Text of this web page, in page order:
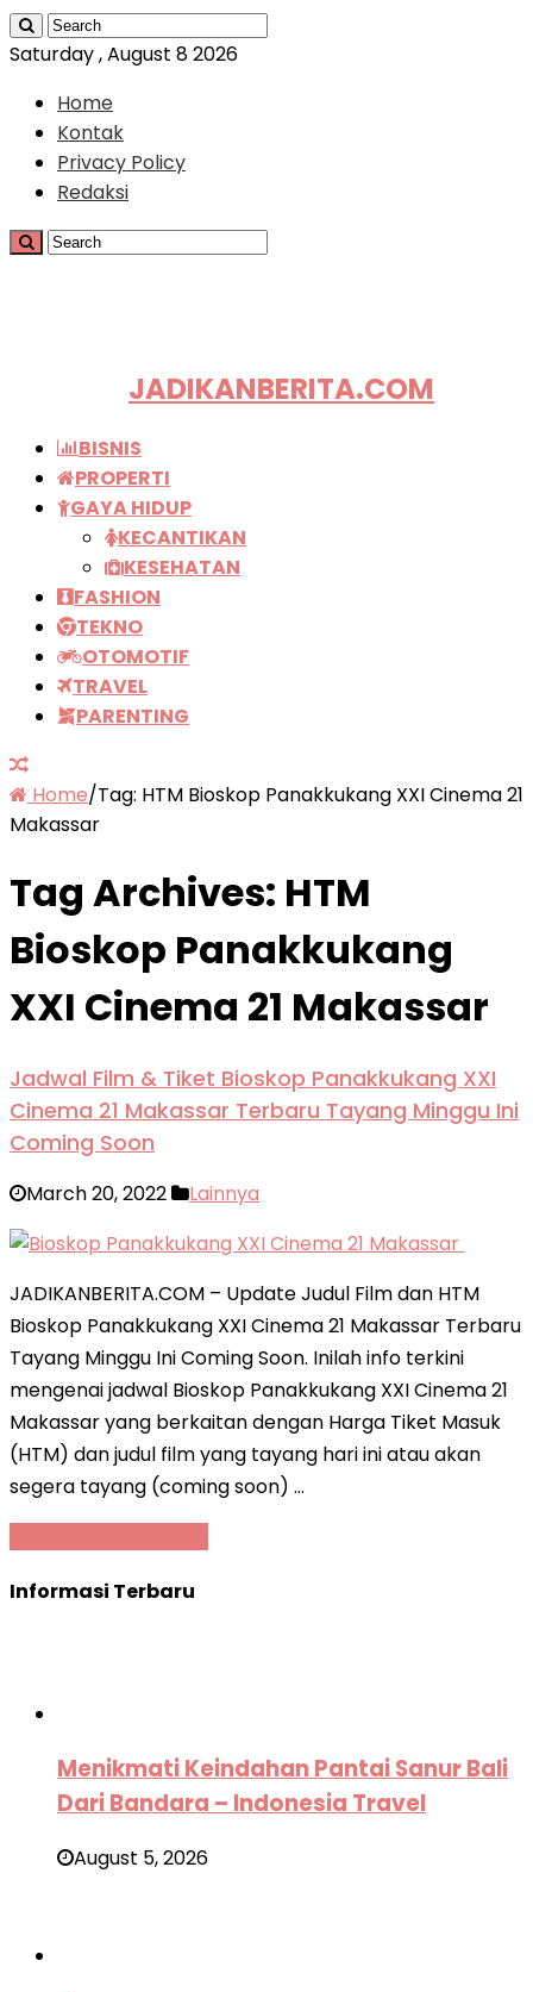
Saturday , August 8 2026
Home
Kontak
Privacy Policy
Redaksi
JADIKANBERITA.COM
BISNIS
PROPERTI
GAYA HIDUP
KECANTIKAN
KESEHATAN
FASHION
TEKNO
OTOMOTIF
TRAVEL
PARENTING
Home/Tag: HTM Bioskop Panakkukang XXI Cinema 21
Makassar
Tag Archives: HTM
Bioskop Panakkukang
XXI Cinema 21 Makassar
Jadwal Film & Tiket Bioskop Panakkukang XXI
Cinema 21 Makassar Terbaru Tayang Minggu Ini
Coming Soon
March 20, 2022 Lainnya
JADIKANBERITA.COM – Update Judul Film dan HTM
Bioskop Panakkukang XXI Cinema 21 Makassar Terbaru
Tayang Minggu Ini Coming Soon. Inilah info terkini
mengenai jadwal Bioskop Panakkukang XXI Cinema 21
Makassar yang berkaitan dengan Harga Tiket Masuk
(HTM) dan judul film yang tayang hari ini atau akan
segera tayang (coming soon) …
Informasi Terbaru
Menikmati Keindahan Pantai Sanur Bali
Dari Bandara – Indonesia Travel
August 5, 2026